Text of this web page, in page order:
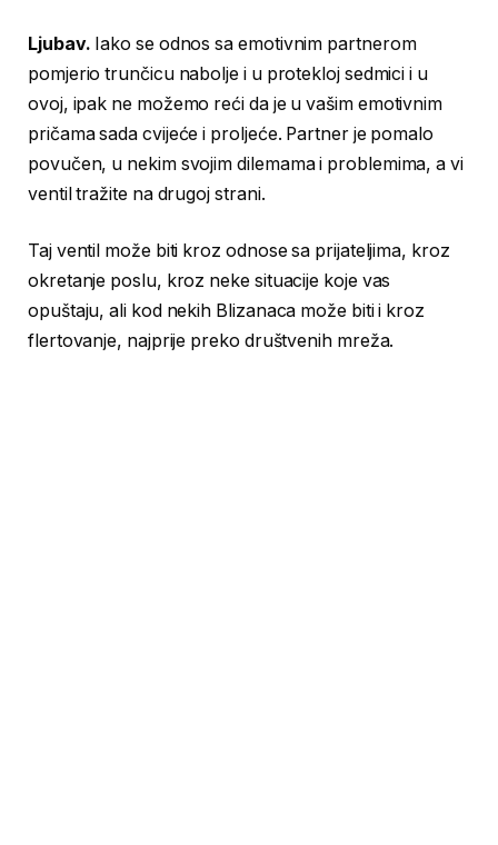
Ljubav. Iako se odnos sa emotivnim partnerom
pomjerio trunčicu nabolje i u protekloj sedmici i u
ovoj, ipak ne možemo reći da je u vašim emotivnim
pričama sada cvijeće i proljeće. Partner je pomalo
povučen, u nekim svojim dilemama i problemima, a vi
ventil tražite na drugoj strani.
Taj ventil može biti kroz odnose sa prijateljima, kroz
okretanje poslu, kroz neke situacije koje vas
opuštaju, ali kod nekih Blizanaca može biti i kroz
flertovanje, najprije preko društvenih mreža.